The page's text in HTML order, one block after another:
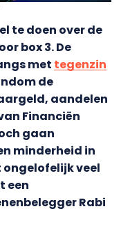
te doen over de
box 3. De
met tegenzin
de
aandelen
Financiën
gaan
minderheid in
ongelofelijk veel
een
Rabi